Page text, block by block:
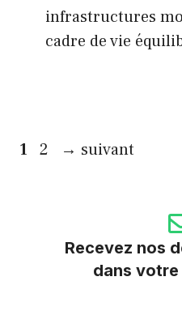
infrastructures
cadre de vie
Page
1 Page
2 → suivant
Recevez nos
dans